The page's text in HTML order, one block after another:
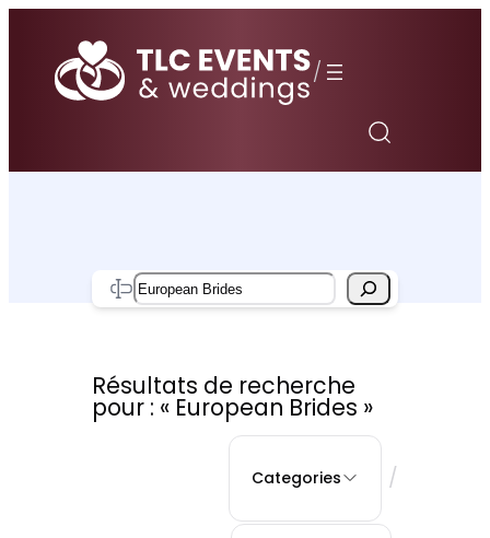
contenu
/
Search
Résultats de recherche
pour : « European Brides »
Categories /